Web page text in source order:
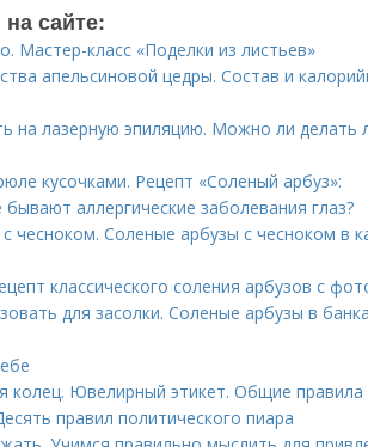
сайте:
Мастер-класс «Поделки из листьев»
апельсиновой цедры. Состав и
на лазерную эпиляцию. Можно ли делать
кусочками. Рецепт «Соленый арбуз»:
бывают аллергические заболевания глаз?
чесноком. Соленые арбузы с чесноком в
классического соления арбузов с
для засолки. Соленые арбузы в
колец. Ювелирный этикет. Общие правила
правил политического пиара